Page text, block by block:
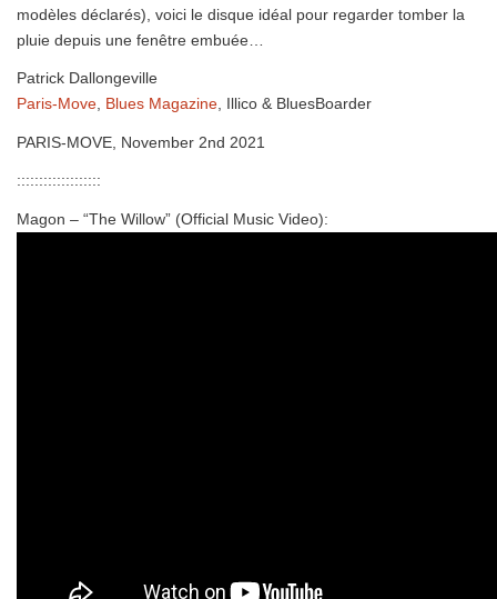
modèles déclarés), voici le disque idéal pour regarder tomber la
pluie depuis une fenêtre embuée…
Patrick Dallongeville
Paris-Move Blues Magazine , Illico & BluesBoarder
PARIS-MOVE, November 2nd 2021
:::::::::::::::::::
Magon – “The Willow” (Official Music Video):